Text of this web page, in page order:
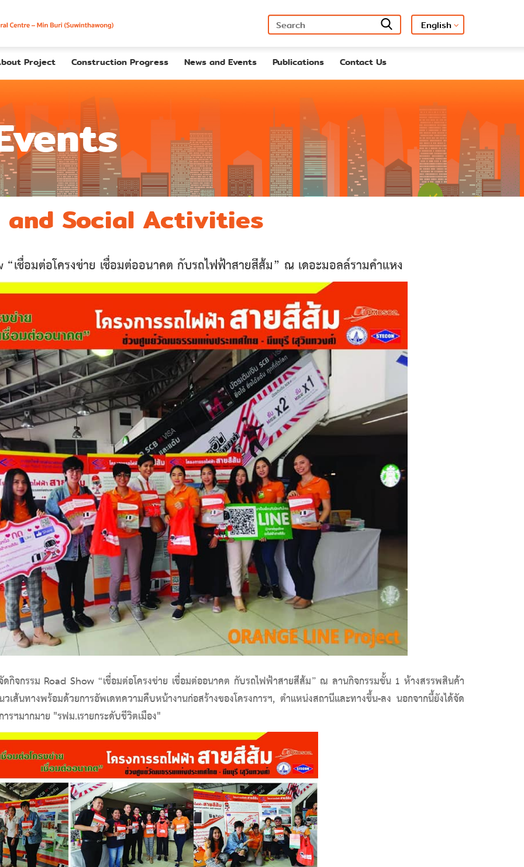
Project Construction Progress News and Events Publications Contact Us
and Social Activities
เชื่อมต่อโครงข่าย เชื่อมต่ออนาคต กับรถไฟฟ้าสายสีส้ม” ณ เดอะมอลล์รามคำแหง
กรรม Road Show “เชื่อมต่อโครงข่าย เชื่อมต่ออนาคต กับรถไฟฟ้าสายสีส้ม” ณ ลานกิจกรรมชั้น 1 ห้างสรรพสินค้า
ส้นทางพร้อมด้วยการอัพเดทความคืบหน้างานก่อสร้างของโครงการฯ, ตำแหน่งสถานีและทางขึ้น-ลง นอกจากนี้ยังได้จัด
รฯมากมาย "รฟม.เรายกระดับชีวิตเมือง"